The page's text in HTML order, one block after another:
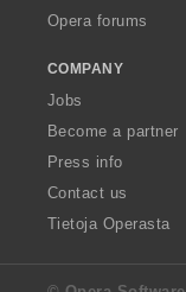
Opera forums
COMPANY
Jobs
Become a partner
Press info
Contact us
Tietoja Operasta